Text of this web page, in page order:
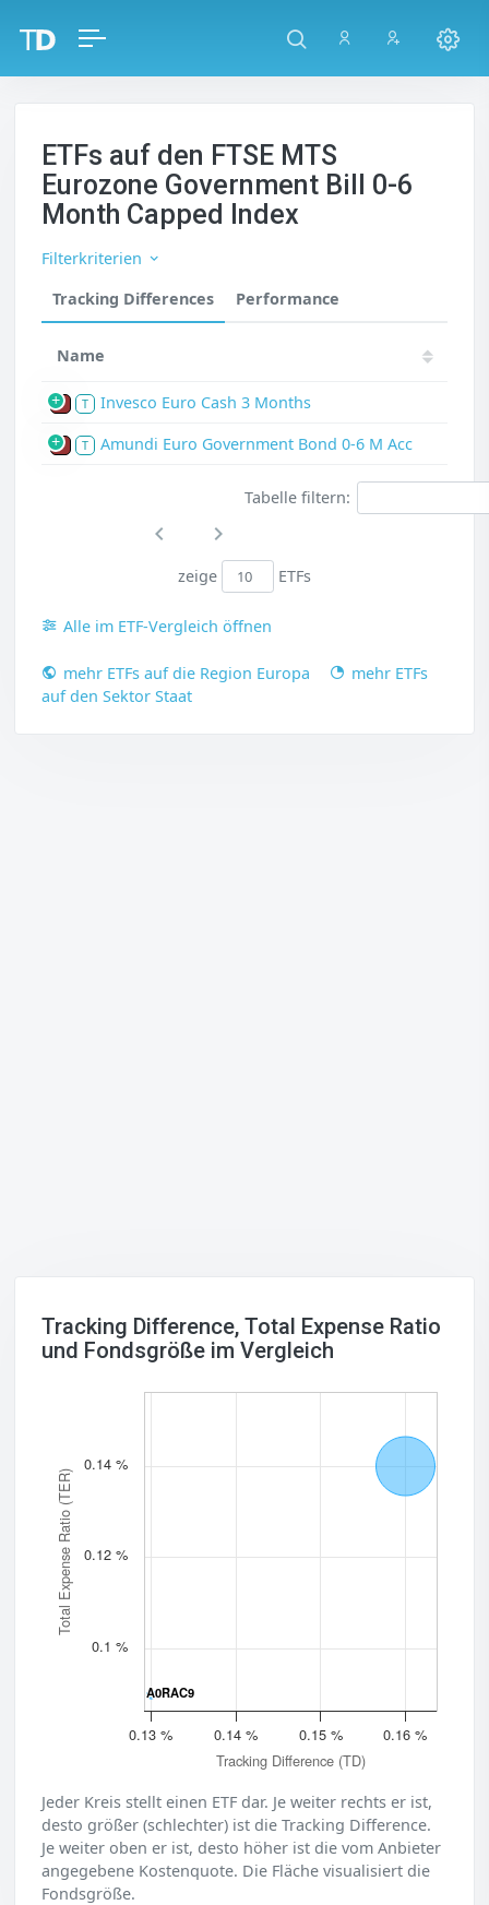
ETFs auf den FTSE MTS
Eurozone Government Bill 0-6
Month Capped Index
Filterkriterien
Tracking Differences
Performance
Name
P T Invesco Euro Cash 3 Months
P T Amundi Euro Government Bond 0-6 M Acc
Tabelle filtern:
zeige ETFs
Alle im ETF-Vergleich öffnen
mehr ETFs auf die Region Europa
mehr ETFs
auf den Sektor Staat
Tracking Difference, Total Expense Ratio
und Fondsgröße im Vergleich
Tracking Difference (TD)
Total Expense Ratio (TER)
A0RAC9
A0RAC9
0.13 % 0.14 % 0.15 % 0.16 %
0.1 %
0.12 %
0.14 %
Jeder Kreis stellt einen ETF dar. Je weiter rechts er ist,
desto größer (schlechter) ist die Tracking Difference.
Je weiter oben er ist, desto höher ist die vom Anbieter
angegebene Kostenquote. Die Fläche visualisiert die
Fondsgröße.